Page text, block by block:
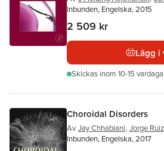
Inbunden, Engelska, 2015
2 509 kr
Lägg i
Skickas inom 10-15
Choroidal Disorders
Av Jay Chhablani, Jorge
Inbunden, Engelska, 2017